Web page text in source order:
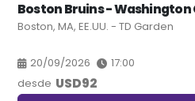
Boston Bruins - Washington
Boston, MA, EE.UU. - TD Garden
20/09/2026
17:00
desde USD92